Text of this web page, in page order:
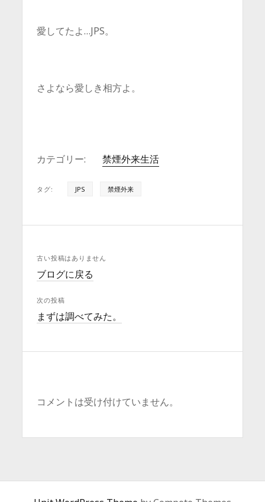
愛してたよ…JPS。
さよなら愛しき相方よ。
カテゴリー: 禁煙外来生活
タグ: JPS 禁煙外来
古い投稿はありません
ブログに戻る
次の投稿
まずは調べてみた。
コメントは受け付けていません。